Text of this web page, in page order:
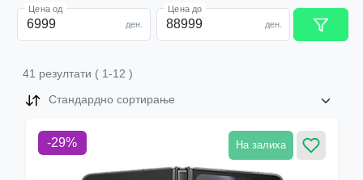
ден.
Цена од
ден.
Цена до
41 резултати ( 1-12 )
Стандардно сортирање
-29% На залиха